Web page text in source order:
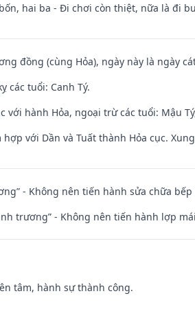
hai ba - Đi chơi còn thiệt, nữa là đi
đồng (cùng Hỏa), ngày này là ngày
các tuổi: Canh Tý.
với hành Hỏa, ngoại trừ các tuổi: Mậu
với Dần và Tuất thành Hỏa cục.
- Không nên tiến hành sửa chữa
trương” - Không nên tiến hành lợp
tâm, hành sự thành công.